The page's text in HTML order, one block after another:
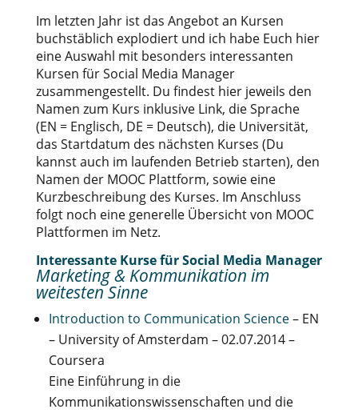
Im letzten Jahr ist das Angebot an Kursen
buchstäblich explodiert und ich habe Euch hier
eine Auswahl mit besonders interessanten
Kursen für Social Media Manager
zusammengestellt. Du findest hier jeweils den
Namen zum Kurs inklusive Link, die Sprache
(EN = Englisch, DE = Deutsch), die Universität,
das Startdatum des nächsten Kurses (Du
kannst auch im laufenden Betrieb starten), den
Namen der MOOC Plattform, sowie eine
Kurzbeschreibung des Kurses. Im Anschluss
folgt noch eine generelle Übersicht von MOOC
Plattformen im Netz.
Interessante Kurse für Social Media Manager
Marketing & Kommunikation im
weitesten Sinne
Introduction to Communication Science– EN
– University of Amsterdam – 02.07.2014 –
Coursera
Eine Einführung in die
Kommunikationswissenschaften und die